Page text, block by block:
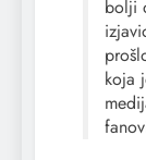
bolji
koja